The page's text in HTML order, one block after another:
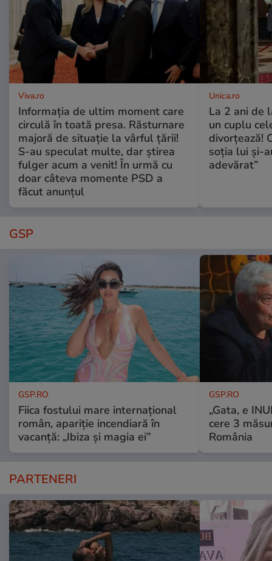
Viva.ro
Informația de ultim moment care
circulă în toată presa. Răsturnare
majoră de situație la vârful țării!
S-au speculat multe, dar știrea
fulger acum a venit! În urmă cu
doar câteva momente PSD a
făcut anunțul
Unica.ro
La 2 ani de
un cuplu
divorțează!
soția lui și-
adevărat”
GSP
GSP.RO
Fiica fostului mare internațional
român, apariție incendiară în
vacanță: „Ibiza și magia ei”
GSP.RO
„Gata, e
cere 3
România
PARTENERI